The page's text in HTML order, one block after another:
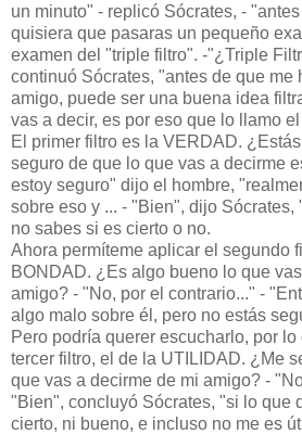
un minuto" - replicó Sócrates, -
quisiera que pasaras un pequeño
examen del "triple filtro". -"¿Triple
continuó Sócrates, "antes de que me
amigo, puede ser una buena idea
vas a decir, es por eso que lo llamo
El primer filtro es la VERDAD.
seguro de que lo que vas a decirme
estoy seguro" dijo el hombre,
sobre eso y ... - "Bien", dijo Sócrates,
no sabes si es cierto o no.
Ahora permíteme aplicar el segundo
BONDAD. ¿Es algo bueno lo que
amigo? - "No, por el contrario..." -
algo malo sobre él, pero no estás
Pero podría querer escucharlo, por lo
tercer filtro, el de la UTILIDAD. ¿Me
que vas a decirme de mi amigo? -
"Bien", concluyó Sócrates, "si lo que
cierto, ni bueno, e incluso no me es